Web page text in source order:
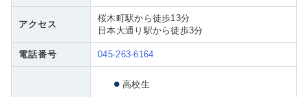
アクセス
桜木町駅から徒歩13分
日本大通り駅から徒歩3分
電話番号 045-263-6164
高校生